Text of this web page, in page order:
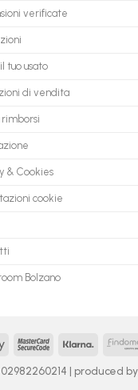
verificate
tuo usato
di vendita
rimborsi
& Cookies
cookie
Bolzano
Google MasterCardKlarna
02982260214 | produced